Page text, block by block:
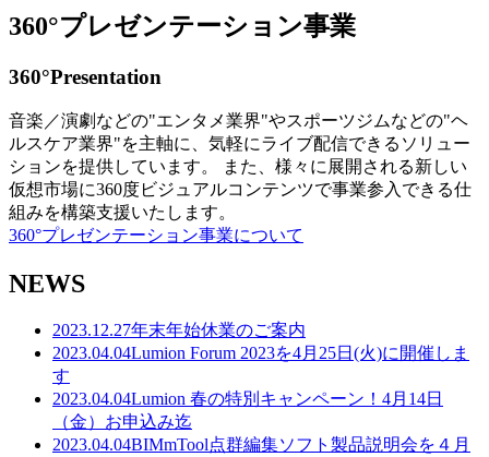
360°プレゼンテーション事業
360°Presentation
音楽／演劇などの"エンタメ業界"やスポーツジムなどの"ヘ
ルスケア業界"を主軸に、気軽にライブ配信できるソリュー
ションを提供しています。 また、様々に展開される新しい
仮想市場に360度ビジュアルコンテンツで事業参入できる仕
組みを構築支援いたします。
360°プレゼンテーション事業について
NEWS
2023.12.27年末年始休業のご案内
2023.04.04Lumion Forum 2023を4月25日(火)に開催しま
す
2023.04.04Lumion 春の特別キャンペーン！4月14日
（金）お申込み迄
2023.04.04BIMmTool点群編集ソフト製品説明会を４月